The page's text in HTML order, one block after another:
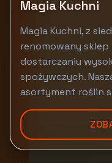
Magia Kuchni
Magia Kuchni, z
renomowany sklep
dostarczaniu
spożywczych.
asortyment roślin